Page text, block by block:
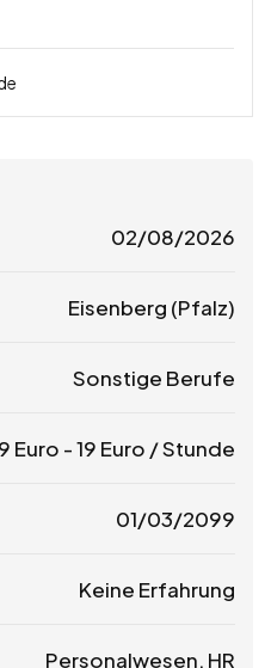
02/08/2026
Eisenberg (Pfalz)
Sonstige Berufe
Euro -19 Euro / Stunde
01/03/2099
Keine Erfahrung
Personalwesen, HR